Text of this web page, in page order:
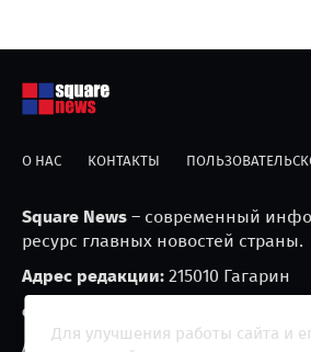
О НАС КОНТАКТЫ
Square News – современный
ресурс главных новостей страны.
Адрес редакции: 215010 Гагарин
e-mail:
Агрегатор новостей «Square news»
Для улучшения работы сайта и